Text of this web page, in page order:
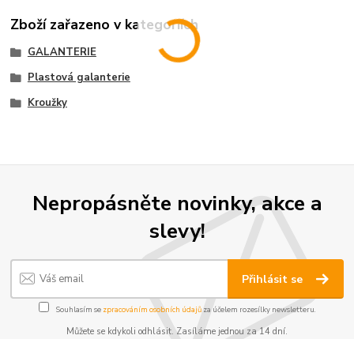
Zboží zařazeno v kategoriích
GALANTERIE
Plastová galanterie
Kroužky
Nepropásněte novinky, akce a
slevy!
Přihlásit se
Souhlasím se zpracováním osobních údajůza účelem rozesílky newsletteru.
Můžete se kdykoli odhlásit. Zasíláme jednou za 14 dní.